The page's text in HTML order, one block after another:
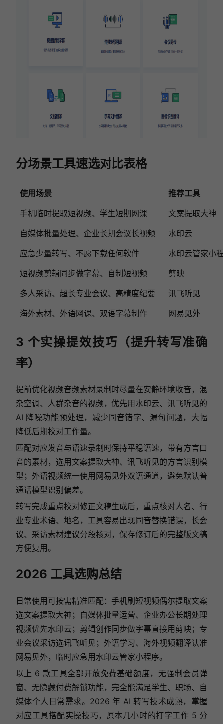
分场景工具速选对比表格
使用场景
推荐工具
手机临时提取短视频、学生短期网课
文案提取大神
自媒体批量处理、企业长期会议长视频
水印云
应急少量转写、不愿下载任何软件
水印云管家小
短视频剪辑同步做字幕、自制短视频
剪映
多人采访、超长专业会议、高精度纪要
讯飞听见
海外素材、外语网课、双语字幕制作
网易见外
3 个实操提效技巧（提升转写准确
率）
提前优化视频音频素材录制时尽量在安静环境收音，混
杂空调、人群杂音的视频，优先用水印云、讯飞听见的
AI 降噪功能预处理，减少同音错字、漏句问题，大幅
降低后期校对工作量。
匹配对应发音与语速录制时保持平稳语速，带有方言口
音的素材，选用文案提取大神、讯飞听见的方言识别模
型；外语视频统一使用网易见外双语通道，避免默认普
通话模型识别偏差。
转写完成重点校对修正文稿生成后，重点核对人名、行
业专业术语、地名，工具容易出现同音替换错误，长会
议、采访素材建议分段核对，保存修订后的完整版文稿
方便复用。
2026 工具选购总结
日常使用可按需精准匹配：手机刷短视频偶尔提取文案
选文案提取大神；自媒体批量运营、企业办公长期处理
视频优先水印云；剪辑创作同步做字幕直接用剪映；专
业会议采访选讯飞听见；外语学习、海外视频翻译认准
网易见外，临时应急用水印云管家小程序。
以上 6 款工具全部开放免费基础额度，无强制会员弹
窗、无隐藏付费解锁功能，完全能满足学生、职场、自
媒体个人日常需求。2026 年 AI 转写技术成熟，掌握
对应工具搭配实操技巧，原本几小时的打字工作 5 分